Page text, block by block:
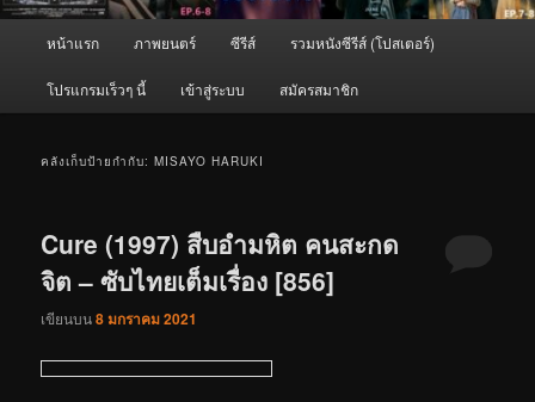
หน้าแรก ภาพยนตร์ ซีรีส์ รวมหนังซีรีส์ (โปสเตอร์)
โปรแกรมเร็วๆ นี้ เข้าสู่ระบบ สมัครสมาชิก
คลังเก็บป้ายกำกับ:MISAYO HARUKI
Cure (1997) สืบอำมหิต คนสะกด
จิต – ซับไทยเต็มเรื่อง [856]
เขียนบน8 มกราคม 2021